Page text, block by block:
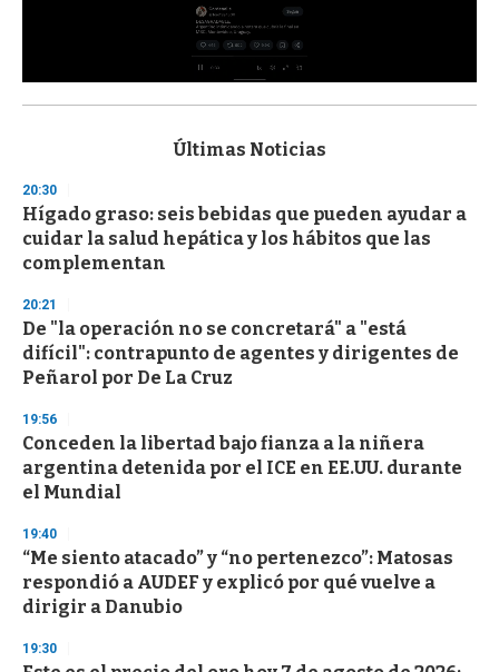
s
d
s
o
f
3
s
e
c
o
n
s
Últimas Noticias
20:30
Hígado graso: seis bebidas que pueden ayudar a
cuidar la salud hepática y los hábitos que las
complementan
20:21
De "la operación no se concretará" a "está
difícil": contrapunto de agentes y dirigentes de
Peñarol por De La Cruz
19:56
Conceden la libertad bajo fianza a la niñera
argentina detenida por el ICE en EE.UU. durante
el Mundial
19:40
“Me siento atacado” y “no pertenezco”: Matosas
respondió a AUDEF y explicó por qué vuelve a
dirigir a Danubio
19:30